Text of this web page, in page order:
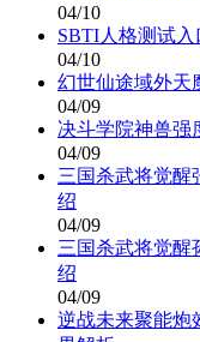
04/10
SBTI人格测试
04/10
幻世仙途域外天
04/09
决斗学院神兽强
04/09
三国杀武将觉醒
绍
04/09
三国杀武将觉醒
绍
04/09
逆战未来聚能炮